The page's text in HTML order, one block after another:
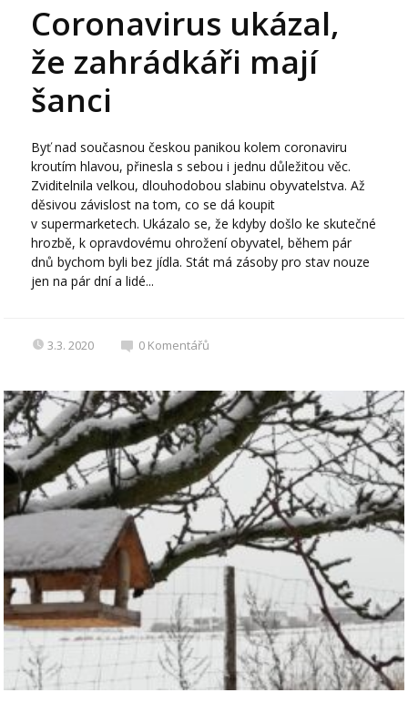
Coronavirus ukázal,
že zahrádkáři mají
šanci
Byť nad současnou českou panikou kolem coronaviru
kroutím hlavou, přinesla s sebou i jednu důležitou věc.
Zviditelnila velkou, dlouhodobou slabinu obyvatelstva. Až
děsivou závislost na tom, co se dá koupit
v supermarketech. Ukázalo se, že kdyby došlo ke skutečné
hrozbě, k opravdovému ohrožení obyvatel, během pár
dnů bychom byli bez jídla. Stát má zásoby pro stav nouze
jen na pár dní a lidé...
3.3. 2020 0 Komentářů